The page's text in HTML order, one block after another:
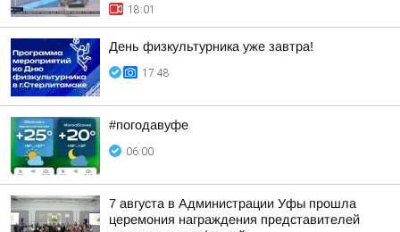
18:01
День физкультурника уже завтра!
17:48
#погодавуфе
06:00
7 августа в Администрации Уфы прошла
церемония награждения представителей